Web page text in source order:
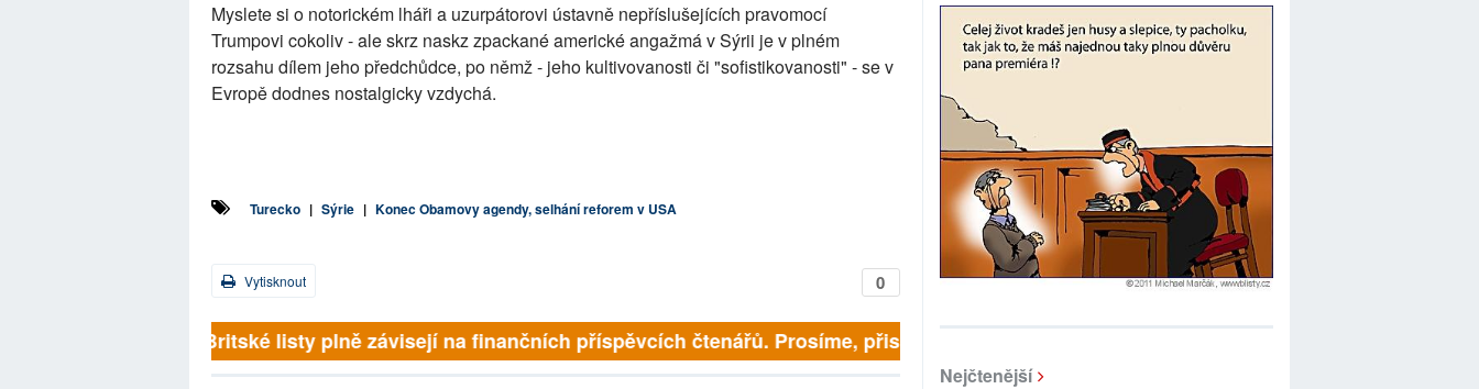
Myslete si o notorickém lháři a uzurpátorovi ústavně nepříslušejících pravomocí
Trumpovi cokoliv - ale skrz naskz zpackané americké angažmá v Sýrii je v plném
rozsahu dílem jeho předchůdce, po němž - jeho kultivovanosti či "sofistikovanosti" - se v
Evropě dodnes nostalgicky vzdychá.
Turecko | Sýrie | Konec Obamovy agendy, selhání reforem v USA
0
Vytisknout
Britské listy plně závisejí na finančních příspěvcích čtenářů. Prosíme, přispějte. ➥
Nejčtenější